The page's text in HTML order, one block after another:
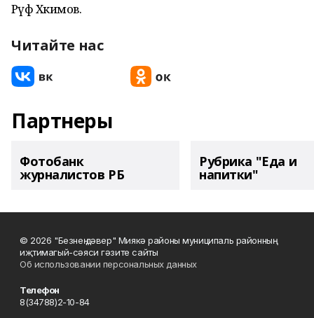
Рәүф Хәкимов.
Читайте нас
Партнеры
Фотобанк
журналистов РБ
Рубрика "Еда и
напитки"
© 2026 "Безнең дәвер" Миякә районы муниципаль районның
иҗтимагый-сәяси гәзите сайты
Об использовании персональных данных
Телефон
8(34788)2-10-84